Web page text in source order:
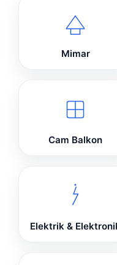
Mimar
Cam Balkon
Elektrik &